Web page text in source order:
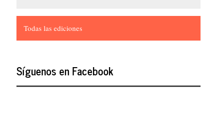
Todas las ediciones
Síguenos en Facebook